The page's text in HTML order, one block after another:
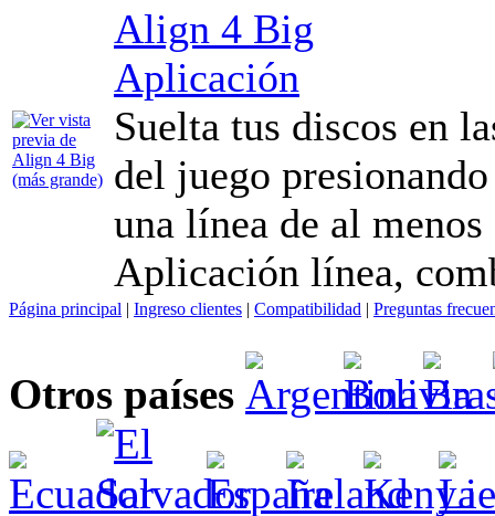
Align 4 Big
Aplicación
Suelta tus discos en
del juego
una línea de al
Aplicación línea,
Página principal | Ingreso clientes | Compatibilidad | Preguntas
Otros países